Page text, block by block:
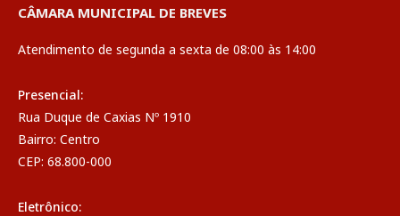
CÂMARA MUNICIPAL DE BREVES
Atendimento de segunda a sexta de 08:00 às 14:00
Presencial:
Rua Duque de Caxias Nº 1910
Bairro: Centro
CEP: 68.800-000
Eletrônico: